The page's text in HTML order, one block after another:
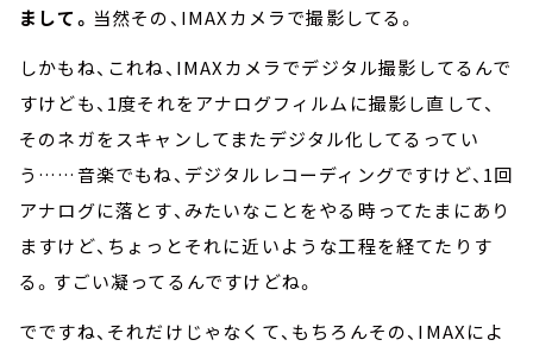
まして。 当然その、IMAXカメラで撮影してる。
しかもね、これね、IMAXカメラでデジタル撮影してるんで
すけども、1度それをアナログフィルムに撮影し直して、
そのネガをスキャンしてまたデジタル化してるってい
う……音楽でもね、デジタルレコーディングですけど、1回
アナログに落とす、みたいなことをやる時ってたまにあり
ますけど、ちょっとそれに近いような工程を経てたりす
る。すごい凝ってるんですけどね。
でですね、それだけじゃなくて、もちろんその、IMAXによ